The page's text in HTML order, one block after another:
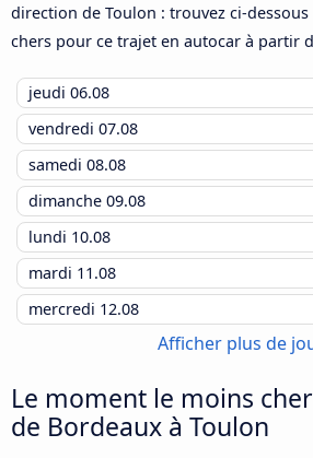
direction de Toulon : trouvez ci-
chers pour ce trajet en autocar à partir
jeudi 06.08
vendredi 07.08
samedi 08.08
dimanche 09.08
lundi 10.08
mardi 11.08
mercredi 12.08
Afficher plus de
Le moment le moins
de Bordeaux à Toulon